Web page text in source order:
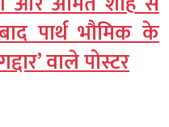
पार्थ भौमिक के
वाले पोस्टर